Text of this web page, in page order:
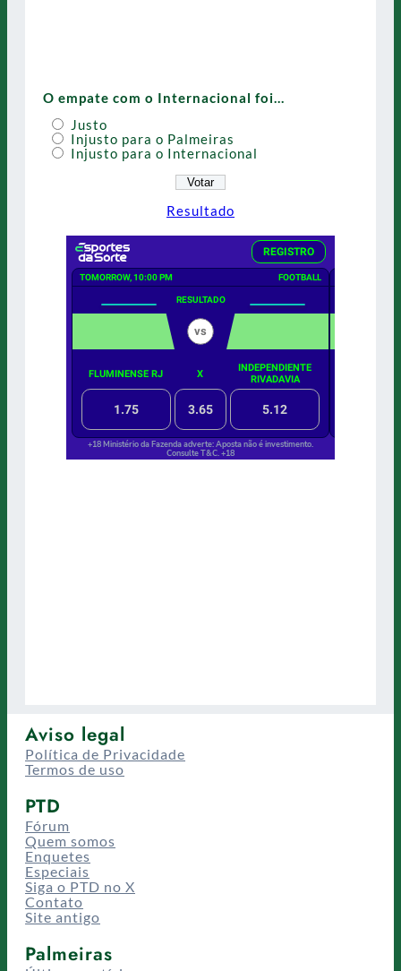
O empate com o Internacional foi…
Justo
Injusto para o Palmeiras
Injusto para o Internacional
Resultado
Aviso legal
Política de Privacidade
Termos de uso
PTD
Fórum
Quem somos
Enquetes
Especiais
Siga o PTD no X
Contato
Site antigo
Palmeiras